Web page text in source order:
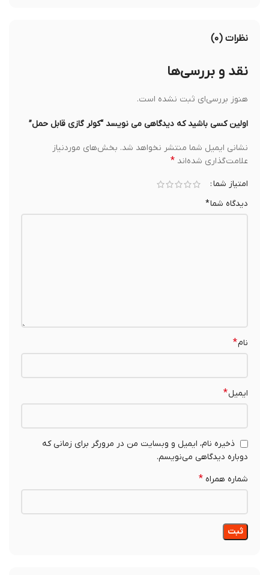
نظرات (۰)
نقد و بررسی‌ها
هنوز بررسی‌ای ثبت نشده است.
اولین کسی باشید که دیدگاهی می نویسد “کولر گازی قابل حمل”
نشانی ایمیل شما منتشر نخواهد شد. بخش‌های موردنیاز
علامت‌گذاری شده‌اند*
امتیاز شما
دیدگاه شما*
ایمیل*
ذخیره نام، ایمیل و وبسایت من در مرورگر برای زمانی که
دوباره دیدگاهی می‌نویسم.
شماره همراه*